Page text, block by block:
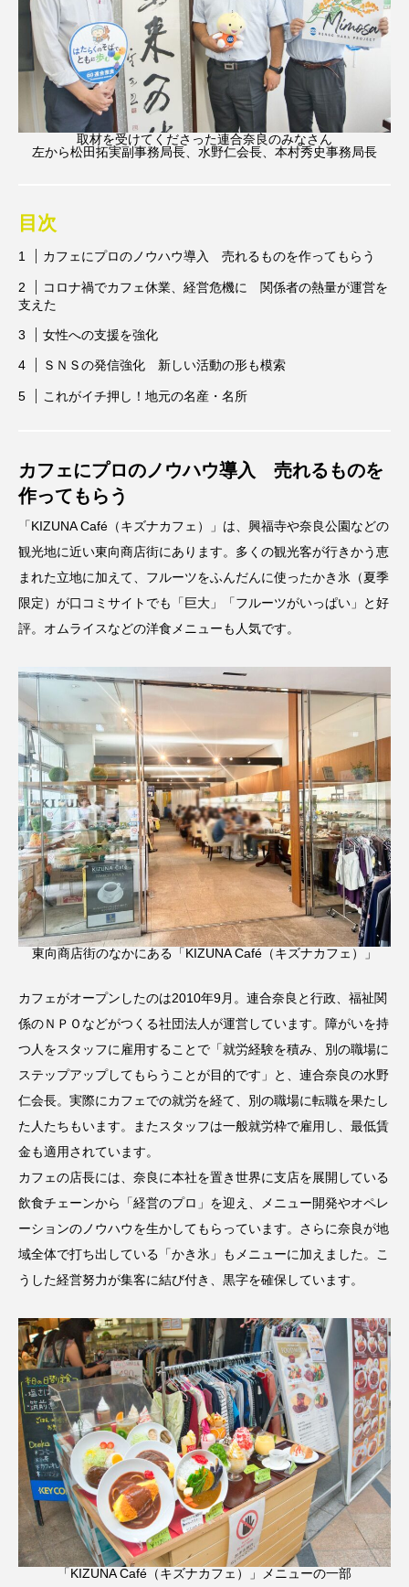
取材を受けてくださった連合奈良のみなさん
左から松田拓実副事務局長、水野仁会長、本村秀史事務局長
目次
カフェにプロのノウハウ導入 売れるものを作ってもらう
コロナ禍でカフェ休業、経営危機に 関係者の熱量が運営を
支えた
女性への支援を強化
ＳＮＳの発信強化 新しい活動の形も模索
これがイチ押し！地元の名産・名所
カフェにプロのノウハウ導入 売れるものを
作ってもらう
「KIZUNA Café（キズナカフェ）」は、興福寺や奈良公園などの
観光地に近い東向商店街にあります。多くの観光客が行きかう恵
まれた立地に加えて、フルーツをふんだんに使ったかき氷（夏季
限定）が口コミサイトでも「巨大」「フルーツがいっぱい」と好
評。オムライスなどの洋食メニューも人気です。
東向商店街のなかにある「KIZUNA Café（キズナカフェ）」
カフェがオープンしたのは2010年9月。連合奈良と行政、福祉関
係のＮＰＯなどがつくる社団法人が運営しています。障がいを持
つ人をスタッフに雇用することで「就労経験を積み、別の職場に
ステップアップしてもらうことが目的です」と、連合奈良の水野
仁会長。実際にカフェでの就労を経て、別の職場に転職を果たし
た人たちもいます。またスタッフは一般就労枠で雇用し、最低賃
金も適用されています。
カフェの店長には、奈良に本社を置き世界に支店を展開している
飲食チェーンから「経営のプロ」を迎え、メニュー開発やオペレ
ーションのノウハウを生かしてもらっています。さらに奈良が地
域全体で打ち出している「かき氷」もメニューに加えました。こ
うした経営努力が集客に結び付き、黒字を確保しています。
「KIZUNA Café（キズナカフェ）」メニューの一部